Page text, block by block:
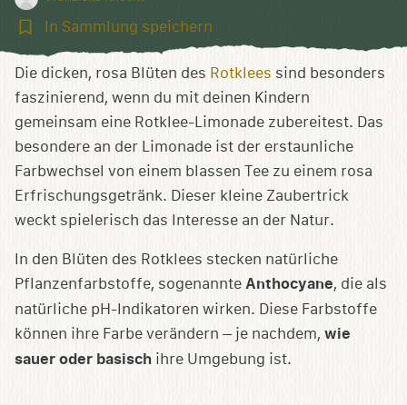
In
speichern
In Sammlung speichern
Die dicken, rosa Blüten des Rotklees sind besonders
faszinierend, wenn du mit deinen Kindern
gemeinsam eine Rotklee-Limonade zubereitest. Das
besondere an der Limonade ist der erstaunliche
Farbwechsel von einem blassen Tee zu einem rosa
Erfrischungsgetränk. Dieser kleine Zaubertrick
weckt spielerisch das Interesse an der Natur.
In den Blüten des Rotklees stecken natürliche
Pflanzenfarbstoffe, sogenannte Anthocyane, die als
natürliche pH-Indikatoren wirken. Diese Farbstoffe
können ihre Farbe verändern – je nachdem, wie
sauer oder basisch ihre Umgebung ist.